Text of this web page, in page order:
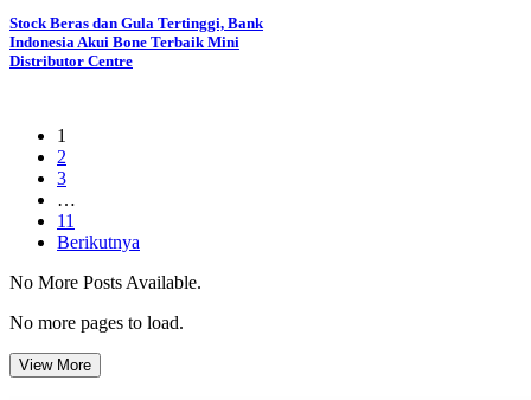
Stock Beras dan Gula Tertinggi, Bank
Indonesia Akui Bone Terbaik Mini
Distributor Centre
1
2
3
…
11
Berikutnya
No More Posts Available.
No more pages to load.
View More